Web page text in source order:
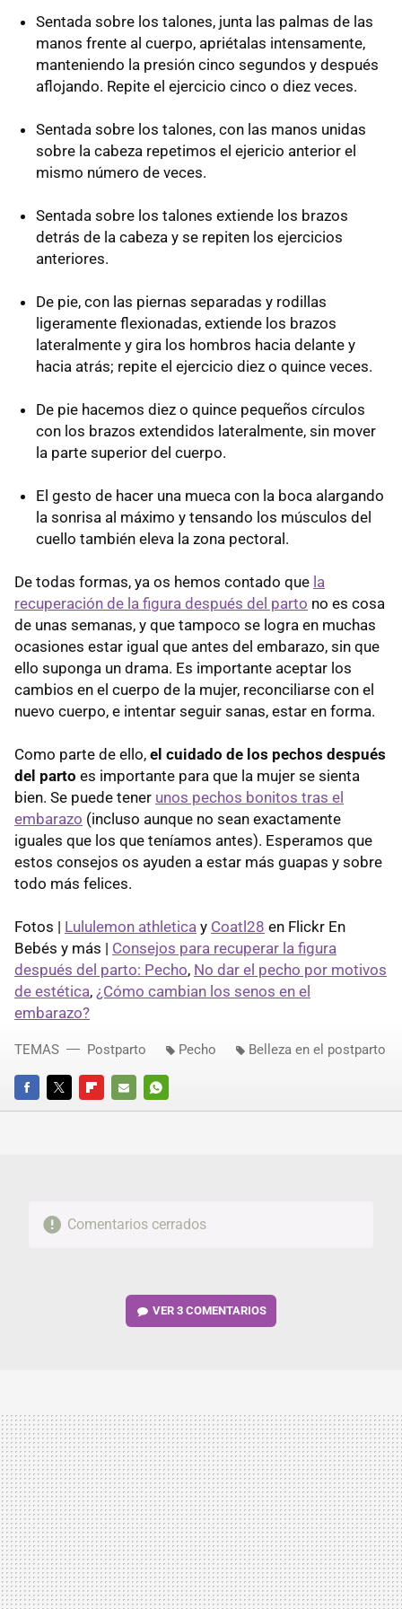
Sentada sobre los talones, junta las palmas de las
manos frente al cuerpo, apriétalas intensamente,
manteniendo la presión cinco segundos y después
aflojando. Repite el ejercicio cinco o diez veces.
Sentada sobre los talones, con las manos unidas
sobre la cabeza repetimos el ejericio anterior el
mismo número de veces.
Sentada sobre los talones extiende los brazos
detrás de la cabeza y se repiten los ejercicios
anteriores.
De pie, con las piernas separadas y rodillas
ligeramente flexionadas, extiende los brazos
lateralmente y gira los hombros hacia delante y
hacia atrás; repite el ejercicio diez o quince veces.
De pie hacemos diez o quince pequeños círculos
con los brazos extendidos lateralmente, sin mover
la parte superior del cuerpo.
El gesto de hacer una mueca con la boca alargando
la sonrisa al máximo y tensando los músculos del
cuello también eleva la zona pectoral.
De todas formas, ya os hemos contado que la
recuperación de la figura después del parto no es cosa
de unas semanas, y que tampoco se logra en muchas
ocasiones estar igual que antes del embarazo, sin que
ello suponga un drama. Es importante aceptar los
cambios en el cuerpo de la mujer, reconciliarse con el
nuevo cuerpo, e intentar seguir sanas, estar en forma.
Como parte de ello, el cuidado de los pechos después
del parto es importante para que la mujer se sienta
bien. Se puede tener unos pechos bonitos tras el
embarazo (incluso aunque no sean exactamente
iguales que los que teníamos antes). Esperamos que
estos consejos os ayuden a estar más guapas y sobre
todo más felices.
Fotos | Lululemon athletica y Coatl28 en Flickr En
Bebés y más | Consejos para recuperar la figura
después del parto: Pecho, No dar el pecho por motivos
de estética, ¿Cómo cambian los senos en el
embarazo?
FACEBOOKTWITTERFLIPBOARD
E-
WHATSAPP
TEMAS Postparto Pecho Belleza en el postparto
Comentarios cerrados
VER3 COMENTARIOS